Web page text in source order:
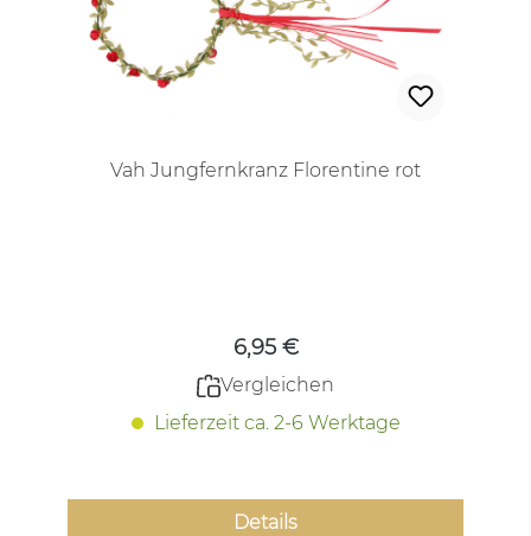
Vah Jungfernkranz Florentine rot
6,95 €
Vergleichen
Lieferzeit ca. 2-6 Werktage
Details